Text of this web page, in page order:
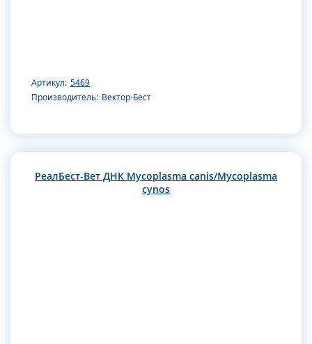
Артикул: 5469
Производитель: Вектор-Бест
РеалБест-Вет ДНК Mycoplasma canis/Mycoplasma
cynos